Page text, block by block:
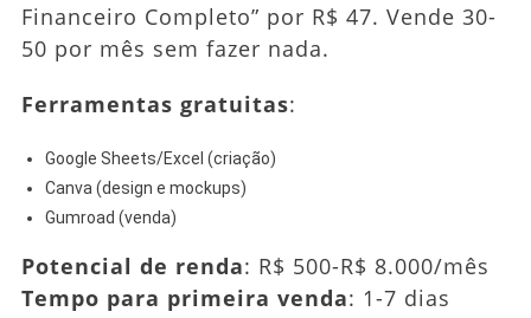
Financeiro Completo” por R$ 47. Vende 30-
50 por mês sem fazer nada.
Ferramentas gratuitas:
Google Sheets/Excel (criação)
Canva (design e mockups)
Gumroad (venda)
Potencial de renda: R$ 500-R$ 8.000/mês
Tempo para primeira venda: 1-7 dias